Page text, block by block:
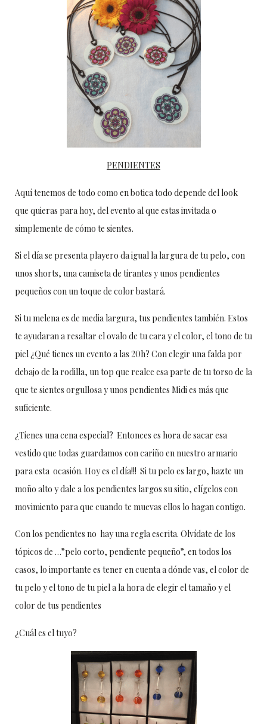
PENDIENTES
Aquí tenemos de todo como en botica todo depende del look
que quieras para hoy, del evento al que estas invitada o
simplemente de cómo te sientes.
Si el día se presenta playero da igual la largura de tu pelo, con
unos shorts, una camiseta de tirantes y unos pendientes
pequeños con un toque de color bastará.
Si tu melena es de media largura, tus pendientes también. Estos
te ayudaran a resaltar el ovalo de tu cara y el color, el tono de tu
piel ¿Qué tienes un evento a las 20h? Con elegir una falda por
debajo de la rodilla, un top que realce esa parte de tu torso de la
que te sientes orgullosa y unos pendientes Midi es más que
suficiente.
¿Tienes una cena especial? Entonces es hora de sacar esa
vestido que todas guardamos con cariño en nuestro armario
para esta ocasión. Hoy es el día!!! Si tu pelo es largo, hazte un
moño alto y dale a los pendientes largos su sitio, elígelos con
movimiento para que cuando te muevas ellos lo hagan contigo.
Con los pendientes no hay una regla escrita. Olvídate de los
tópicos de …”pelo corto, pendiente pequeño”, en todos los
casos, lo importante es tener en cuenta a dónde vas, el color de
tu pelo y el tono de tu piel a la hora de elegir el tamaño y el
color de tus pendientes
¿Cuál es el tuyo?